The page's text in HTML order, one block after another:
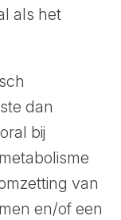
als het
dan
bij
van
en/of een